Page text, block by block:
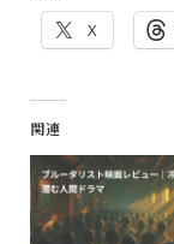
X
関連